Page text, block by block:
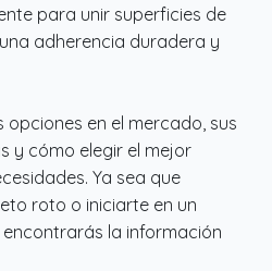
para unir superficies de
adherencia duradera y
en el mercado, sus
y cómo elegir el mejor
Ya sea que
roto o iniciarte en un
la información